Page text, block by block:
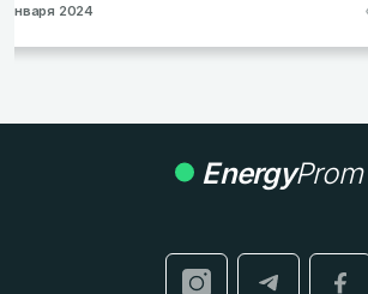
29 декабря 2023
EnergyProm